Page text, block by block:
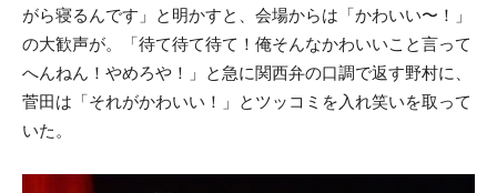
がら寝るんです」と明かすと、会場からは「かわいい〜！」
の大歓声が。「待て待て待て！俺そんなかわいいこと言って
へんねん！やめろや！」と急に関西弁の口調で返す野村に、
菅田は「それがかわいい！」とツッコミを入れ笑いを取って
いた。